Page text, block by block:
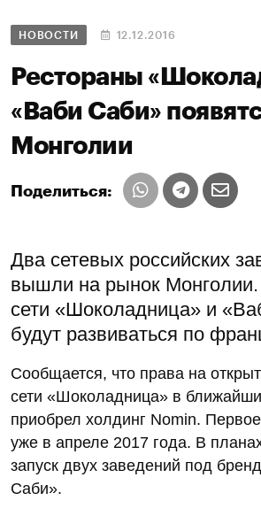
НОВОСТИ 12.12.2016
Рестораны
«Ваби Саби»
Монголии
Поделиться:
Два сетевых российских
вышли на рынок
сети «Шоколадница» и
будут развиваться по
Сообщается, что права на
сети «Шоколадница» в
приобрел холдинг Nomin.
уже в апреле 2017 года. В
запуск двух заведений под
Саби».